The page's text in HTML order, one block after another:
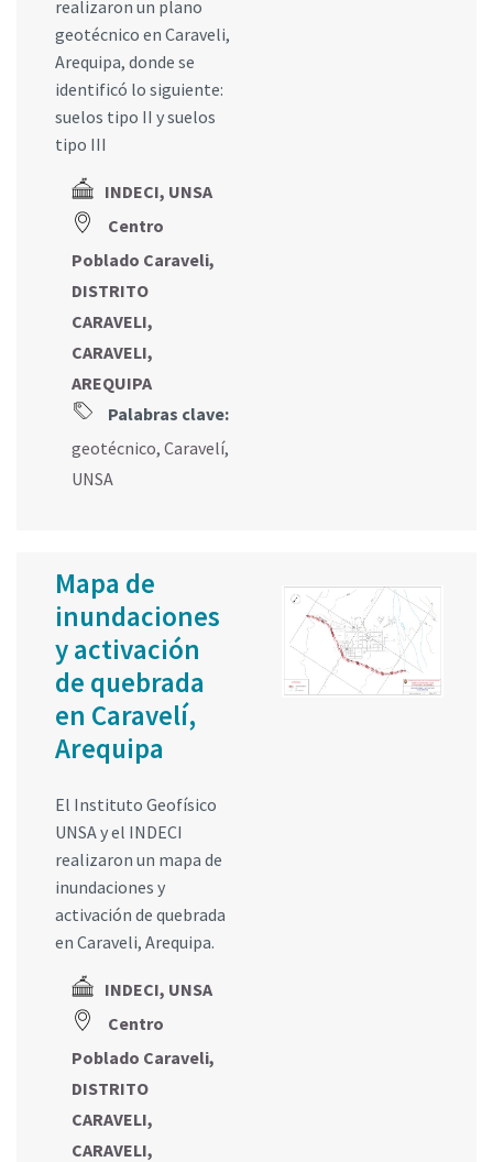
realizaron un plano
geotécnico en Caraveli,
Arequipa, donde se
identificó lo siguiente:
suelos tipo II y suelos
tipo III
INDECI, UNSA
Centro
Poblado Caraveli,
DISTRITO
CARAVELI,
CARAVELI,
AREQUIPA
Palabras clave:
geotécnico, Caravelí,
UNSA
Mapa de
inundaciones
y activación
de quebrada
en Caravelí,
Arequipa
El Instituto Geofísico
UNSA y el INDECI
realizaron un mapa de
inundaciones y
activación de quebrada
en Caraveli, Arequipa.
INDECI, UNSA
Centro
Poblado Caraveli,
DISTRITO
CARAVELI,
CARAVELI,